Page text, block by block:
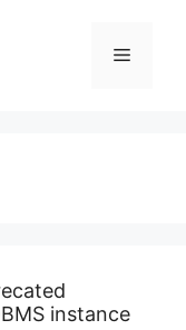
菜
instance